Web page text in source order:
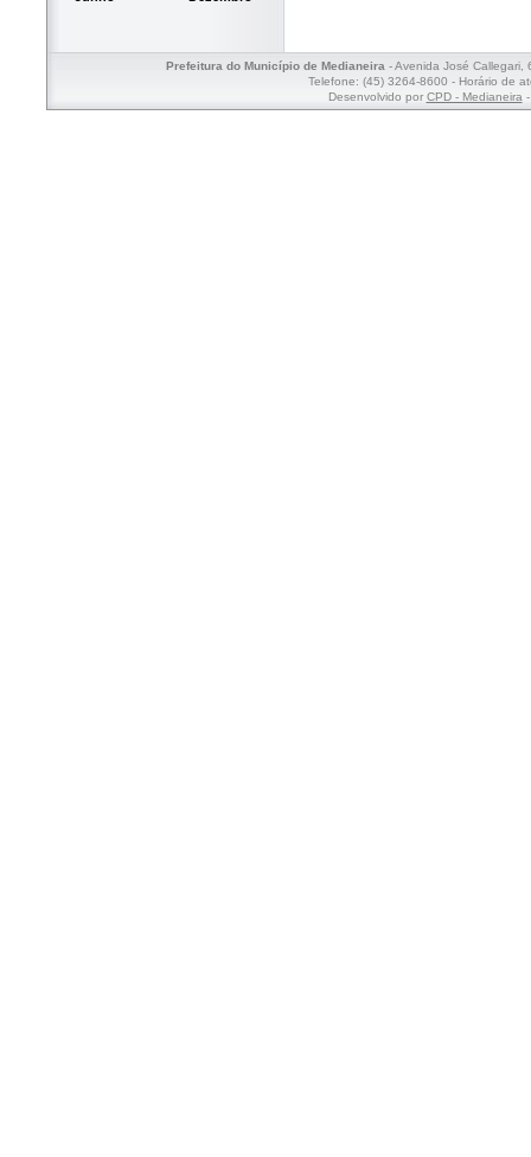
Prefeitura do Município de Medianeira- Avenida José Callegari,
Telefone: (45) 3264-8600 - Horário de
Desenvolvido por CPD - Medianeira-